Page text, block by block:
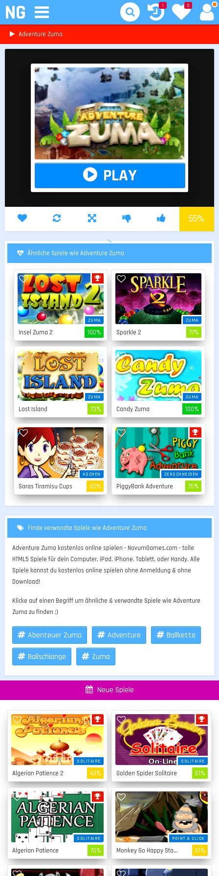
NG 0
1
Adventure Zuma
PLAY
55%
';
Ähnliche Spiele wie Adventure Zuma
ZUMA
Insel Zuma 2 100%
ZUMA
Sparkle 2 77%
ZUMA
Lost Island 73%
ZUMA
Candy Zuma 100%
KOCHEN
Saras Tiramisu Cups 50%
ZERSCHNEIDEN
PiggyBank Adventure 75%
Finde verwandte Spiele wie Adventure Zuma
Adventure Zuma kostenlos online spielen - NovumGames.com - tolle
HTML5 Spiele für dein Computer, iPad, iPhone, Tablett, oder Handy. Alle
Spiele kannst du kostenlos online spielen ohne Anmeldung & ohne
Download!
Klicke auf einen Begriff um ähnliche & verwandte Spiele wie Adventure
Zuma zu finden ;)
Abenteuer Zuma Adventure Ballkette
Ballschlange Zuma
Neue Spiele
SOLITAIRE
Algerian Patience 2 43%
SOLITAIRE
Golden Spider Solitaire 61%
SOLITAIRE
Algerian Patience 70%
POINT & CLICK
Monkey Go Happy Stage 4 51%